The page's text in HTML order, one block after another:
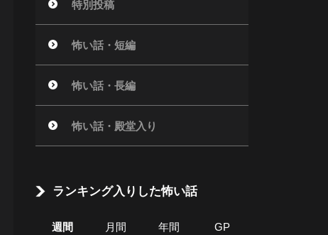
特別投稿
怖い話・短編
怖い話・長編
怖い話・殿堂入り
ランキング入りした怖い話
週間 月間 年間 GP